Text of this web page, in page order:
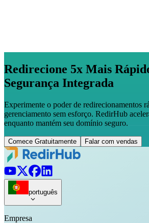
Redirecione 5x Mais
Segurança Integrada
Experimente o poder de redirecionamentos
gerenciamento sem esforço. RedirHub
enquanto mantém seu domínio seguro.
Comece Gratuitamente Falar com vendas
português
Empresa